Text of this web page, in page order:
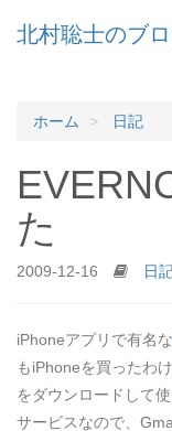
北村聡士のブ
ホーム 日記
た
2009-12-16 日
iPhoneアプリで有名な
もiPhoneを買ったわ
をダウンロードして
サービスなので、